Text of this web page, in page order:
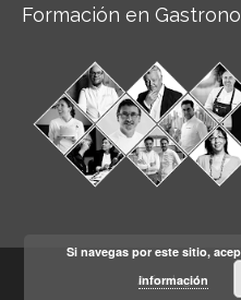
Formación en
Aviso legal
Si navegas por este sitio,
información